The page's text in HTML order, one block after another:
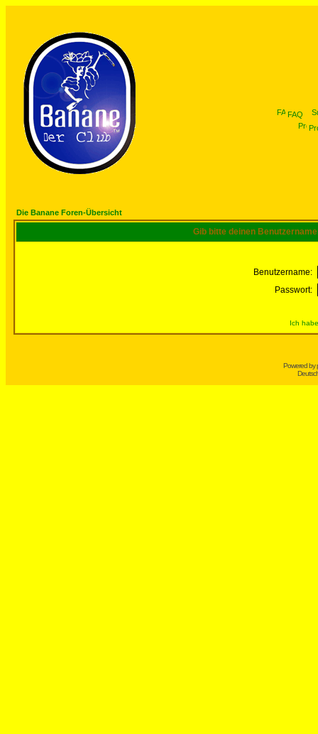
FAQ
Die Banane Foren-Übersicht
Gib bitte deinen
Benutzername:
Passwort:
Ich
Powered by